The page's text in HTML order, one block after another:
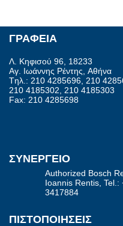
ΓΡΑΦΕΙΑ
Λ. Κηφισού 96, 18233
Αγ. Ιωάννης Ρέντης, Aθήνα
Tηλ.: 210 4285696, 210
210 4185302, 210 4185303
Fax: 210 4285698
ΣΥΝΕΡΓΕΙΟ
Authorized Bosch
Ioannis Rentis,
3417884
ΠΙΣΤΟΠΟΙΗΣΕΙΣ